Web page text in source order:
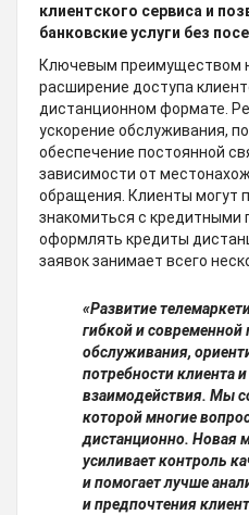
клиентского сервиса и
банковские услуги без
Ключевым преимуществом
расширение доступа
дистанционном формате.
ускорение обслуживания,
обеспечение постоянной
зависимости от
обращения. Клиенты могут
знакомиться с кредитными
оформлять кредиты
заявок занимает всего
«Развитие
гибкой и современной
обслуживания,
потребности клиента
взаимодействия. Мы
которой многие
дистанционно. Новая
усиливает контроль
и помогает лучше
и предпочтения